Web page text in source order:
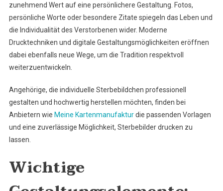
zunehmend Wert auf eine persönlichere Gestaltung. Fotos,
persönliche Worte oder besondere Zitate spiegeln das Leben und
die Individualität des Verstorbenen wider. Moderne
Drucktechniken und digitale Gestaltungsmöglichkeiten eröffnen
dabei ebenfalls neue Wege, um die Tradition respektvoll
weiterzuentwickeln.
Angehörige, die individuelle Sterbebildchen professionell
gestalten und hochwertig herstellen möchten, finden bei
Anbietern wie Meine Kartenmanufakturdie passenden Vorlagen
und eine zuverlässige Möglichkeit, Sterbebilder drucken zu
lassen.
Wichtige